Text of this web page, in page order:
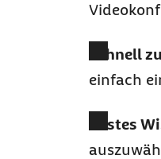
Schnell
einfach
Bestes